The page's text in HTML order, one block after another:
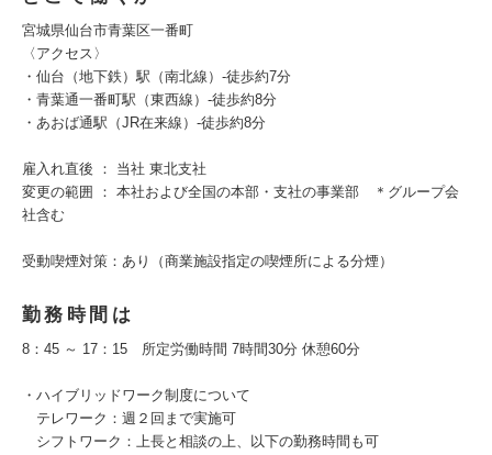
宮城県仙台市青葉区一番町
〈アクセス〉
・仙台（地下鉄）駅（南北線）-徒歩約7分
・青葉通一番町駅（東西線）-徒歩約8分
・あおば通駅（JR在来線）-徒歩約8分
雇入れ直後 ： 当社 東北支社
変更の範囲 ： 本社および全国の本部・支社の事業部 ＊グループ会
社含む
受動喫煙対策：あり（商業施設指定の喫煙所による分煙）
勤務時間は
8：45 ～ 17：15 所定労働時間 7時間30分 休憩60分
・ハイブリッドワーク制度について
テレワーク：週２回まで実施可
シフトワーク：上長と相談の上、以下の勤務時間も可